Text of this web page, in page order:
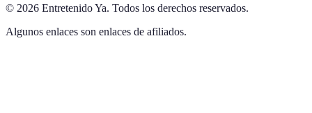
© 2026 Entretenido Ya. Todos los derechos reservados.
Algunos enlaces son enlaces de afiliados.